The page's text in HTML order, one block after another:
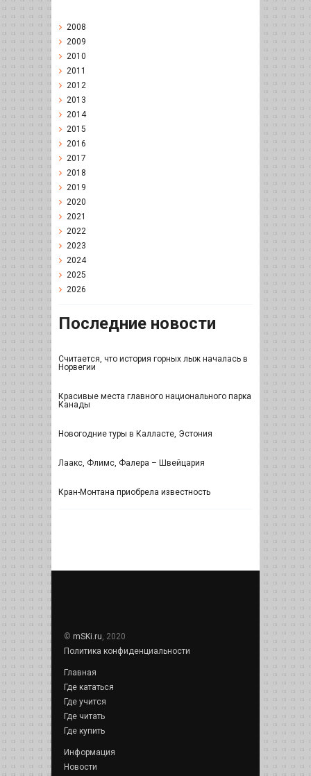
2008
2009
2010
2011
2012
2013
2014
2015
2016
2017
2018
2019
2020
2021
2022
2023
2024
2025
2026
Последние новости
Считается, что история горных лыж началась в
Норвегии
Красивые места главного национального парка
Канады
Новогодние туры в Калласте, Эстония
Лаакс, Флимс, Фалера – Швейцария
Кран-Монтана приобрела известность
© mSKi.ru, 2020
Политика конфиденциальности
Главная
Где кататься
Где учится
Где читать
Где купить
Информация
Новости